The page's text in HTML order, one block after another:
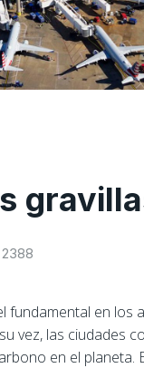
2388
fundamental en
vez, las ciudades
en el planeta.